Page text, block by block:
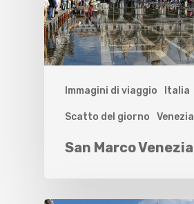
Immagini di viaggio Italia
Scatto del giorno Venezia
San Marco Venezia